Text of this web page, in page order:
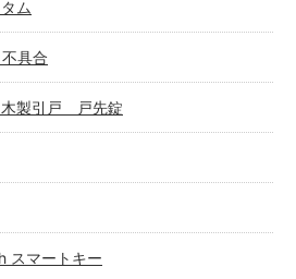
ム
具合
製引戸 戸先錠
スマートキー